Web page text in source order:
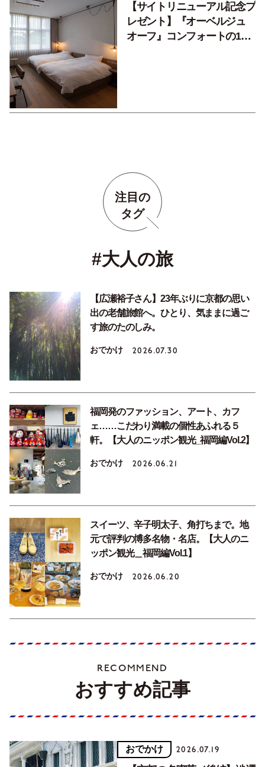
【サイトリニューアル記念プ
レゼント】『オーベルジュ
オーフ』コンフォートの1泊
注目の
タグ
#大人の旅
【広瀬裕子さん】23年ぶりに京都の思い
出の老舗旅館へ。ひとり、気ままに過ご
す旅のたのしみ。
おでかけ 2026.07.30
福岡発のファッション、アート、カフ
ェ……こだわり満載の個性あふれる５
軒。【大人のニッポン観光_福岡編Vol.2】
おでかけ 2026.06.21
スイーツ、辛子明太子、角打ちまで。地
元で評判の博多名物・名店。【大人のニ
ッポン観光＿福岡編Vol.1】
おでかけ 2026.06.20
RECOMMEND
おすすめ記事
おでかけ 2026.07.19